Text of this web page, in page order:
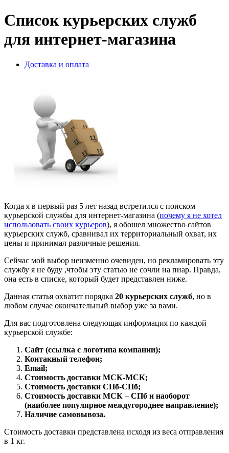
Список курьерских служб
для интернет-магазина
Доставка и оплата
Когда я в первый раз 5 лет назад встретился с поиском
курьерской службы для интернет-магазина (почему я не хотел
использовать своих курьеров), я обошел множество сайтов
курьерских служб, сравнивал их территориальный охват, их
цены и принимал различные решения.
Сейчас мой выбор неизменно очевиден, но рекламировать эту
службу я не буду ,чтобы эту статью не сочли на пиар. Правда,
она есть в списке, который будет представлен ниже.
Данная статья охватит порядка 20 курьерских служб, но в
любом случае окончательный выбор уже за вами.
Для вас подготовлена следующая информация по каждой
курьерской службе:
Сайт (ссылка с логотипа компании);
Контакный телефон;
Email;
Стоимость доставки МСК-МСК;
Стоимость доставки СПб-СПб;
Стоимость доставки МСК – СПб и наоборот
(наиболее популярное междугороднее направление);
Наличие самовывоза.
Стоимость доставки представлена исходя из веса отправления
в 1 кг.